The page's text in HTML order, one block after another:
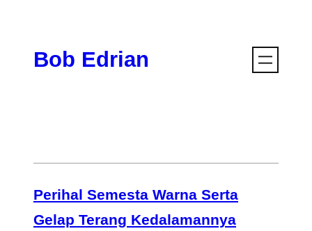
contentBob Edrian
Perihal Semesta Warna Serta
Gelap Terang Kedalamannya